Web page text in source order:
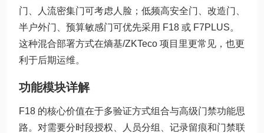
门、人流密集门可考虑人脸；低频高安全门、改造门、
半户外门、预算敏感门可优先采用 F18 或 F7PLUS。
这种混合部署方式在熵基/ZKTeco 项目里更常见，也更
利于后期运维。
功能模块详解
F18 的核心价值在于多验证方式组合与高级门禁功能思
路。对需要分时段授权、人员分组、记录留痕和门禁联